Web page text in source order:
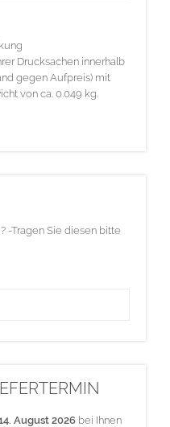
Drucksachen innerhalb
gegen Aufpreis) mit
von ca. 0.049 kg.
-Tragen Sie diesen bitte
August 2026 bei Ihnen